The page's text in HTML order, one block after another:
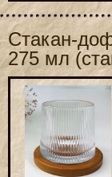
Стакан-
275 мл